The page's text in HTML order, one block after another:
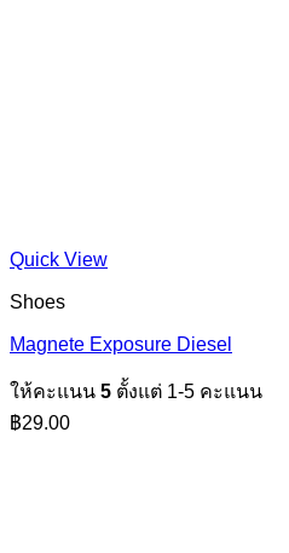
Quick View
Shoes
Magnete Exposure Diesel
ให้คะแนน 5 ตั้งแต่ 1-5 คะแนน
฿29.00